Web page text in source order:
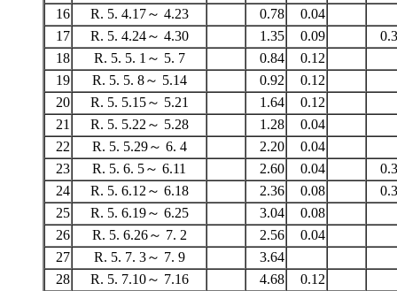
16
R. 5. 4.17～ 4.23 0.78
0.04
17
R. 5. 4.24～ 4.30 1.35 0.09
18
R. 5. 5. 1～ 5. 7 0.84
0.12
19
R. 5. 5. 8～ 5.14 0.92
0.12
20
R. 5. 5.15～ 5.21 1.64
0.12
21
R. 5. 5.22～ 5.28 1.28
0.04
22
R. 5. 5.29～ 6. 4 2.20
0.04
23
R. 5. 6. 5～ 6.11 2.60 0.04
24
R. 5. 6.12～ 6.18 2.36 0.08
25
R. 5. 6.19～ 6.25 3.04
0.08
26
R. 5. 6.26～ 7. 2 2.56
0.04
27
R. 5. 7. 3～ 7. 9
3.64
28
R. 5. 7.10～ 7.16 4.68
0.12